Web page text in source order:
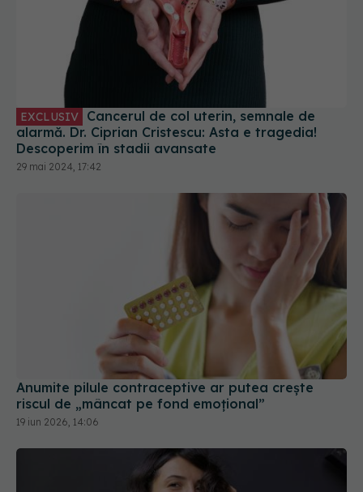
EXCLUSIV
alarmă. Dr. Ciprian Cristescu: Asta e tragedia!
Descoperim în stadii avansate
29 mai 2024, 17:42
Anumite pilule contraceptive ar putea crește
riscul de „mâncat pe fond emoțional”
19 iun 2026, 14:06